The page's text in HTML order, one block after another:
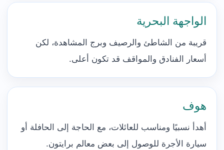
الواجهة البحرية
قريبة من الشاطئ والرصيف وبرج المشاهدة، لكن
أسعار الفنادق والمواقف قد تكون أعلى.
هوف
أهدأ نسبيًا ومناسب للعائلات، مع الحاجة إلى الحافلة أو
سيارة الأجرة للوصول إلى بعض معالم برايتون.